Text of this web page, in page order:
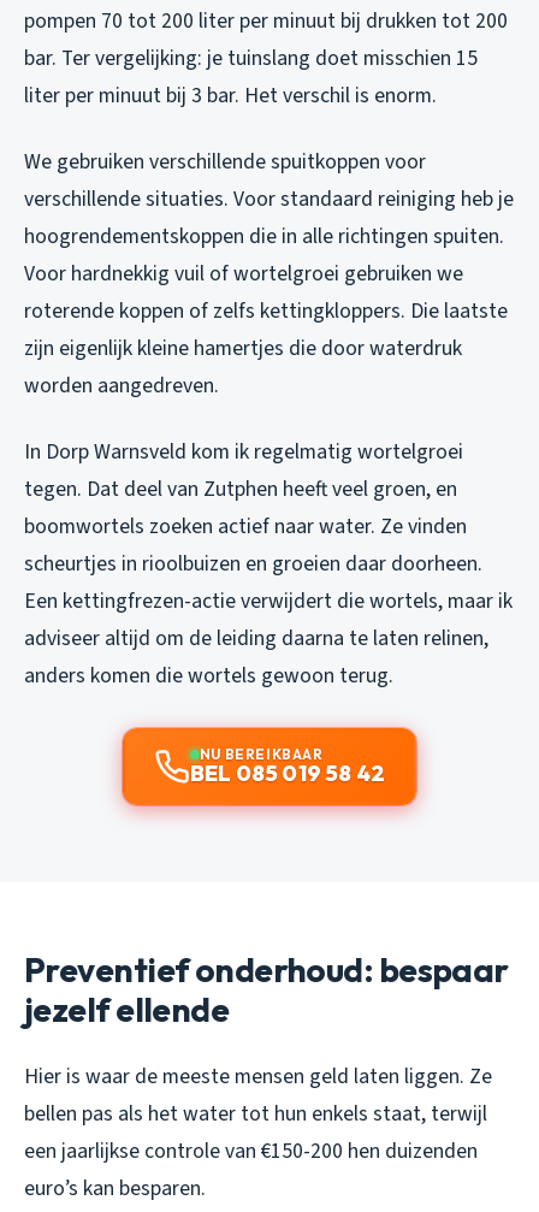
pompen 70 tot 200 liter per minuut bij drukken tot 200
bar. Ter vergelijking: je tuinslang doet misschien 15
liter per minuut bij 3 bar. Het verschil is enorm.
We gebruiken verschillende spuitkoppen voor
verschillende situaties. Voor standaard reiniging heb je
hoogrendementskoppen die in alle richtingen spuiten.
Voor hardnekkig vuil of wortelgroei gebruiken we
roterende koppen of zelfs kettingkloppers. Die laatste
zijn eigenlijk kleine hamertjes die door waterdruk
worden aangedreven.
In Dorp Warnsveld kom ik regelmatig wortelgroei
tegen. Dat deel van Zutphen heeft veel groen, en
boomwortels zoeken actief naar water. Ze vinden
scheurtjes in rioolbuizen en groeien daar doorheen.
Een kettingfrezen-actie verwijdert die wortels, maar ik
adviseer altijd om de leiding daarna te laten relinen,
anders komen die wortels gewoon terug.
NU BEREIKBAAR
BEL 085 019 58 42
Preventief onderhoud: bespaar
jezelf ellende
Hier is waar de meeste mensen geld laten liggen. Ze
bellen pas als het water tot hun enkels staat, terwijl
een jaarlijkse controle van €150-200 hen duizenden
euro’s kan besparen.